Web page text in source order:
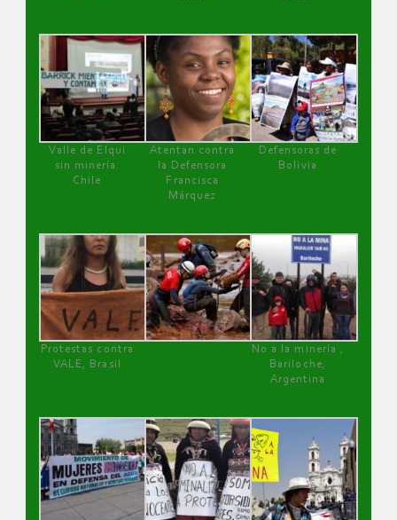
Valle de Elqui
sin minería.
Chile
Atentan contra
la Defensora
Francisca
Márquez
Defensoras de
Bolivia
Protestas contra
VALE, Brasil
No a la minería ,
Bariloche,
Argentina